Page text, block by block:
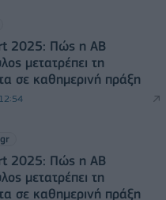
2025: Πώς η ΑΒ
μετατρέπει τη
σε καθημερινή πράξη
2025: Πώς η ΑΒ
μετατρέπει τη
σε καθημερινή πράξη